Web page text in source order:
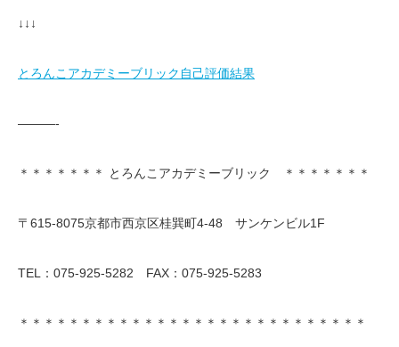
↓↓↓
とろんこアカデミーブリック自己評価結果
———-
＊＊＊＊＊＊＊ とろんこアカデミーブリック ＊＊＊＊＊＊＊
〒615-8075京都市西京区桂巽町4-48 サンケンビル1F
TEL：075-925-5282 FAX：075-925-5283
＊＊＊＊＊＊＊＊＊＊＊＊＊＊＊＊＊＊＊＊＊＊＊＊＊＊＊＊